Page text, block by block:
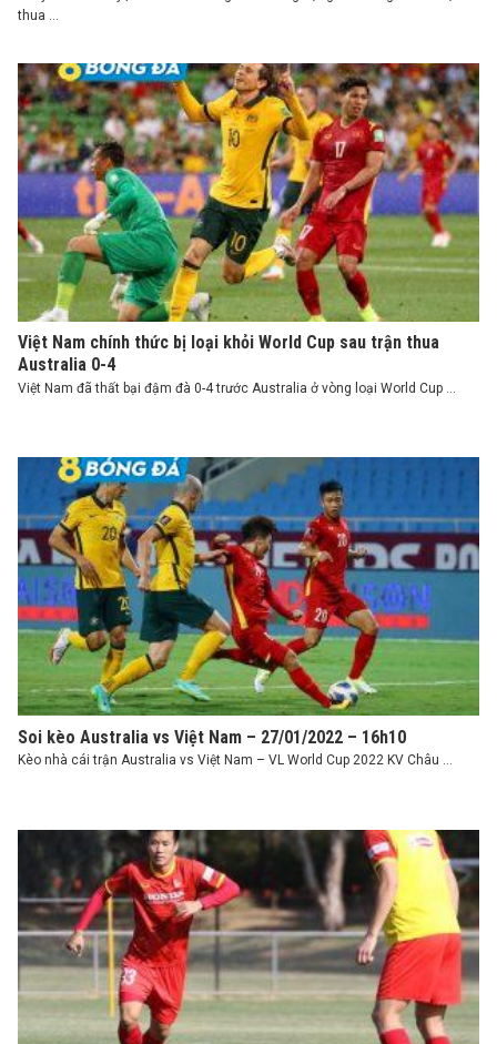
thua ...
Việt Nam chính thức bị loại khỏi World Cup sau trận thua
Australia 0-4
Việt Nam đã thất bại đậm đà 0-4 trước Australia ở vòng loại World Cup ...
Soi kèo Australia vs Việt Nam – 27/01/2022 – 16h10
Kèo nhà cái trận Australia vs Việt Nam – VL World Cup 2022 KV Châu ...